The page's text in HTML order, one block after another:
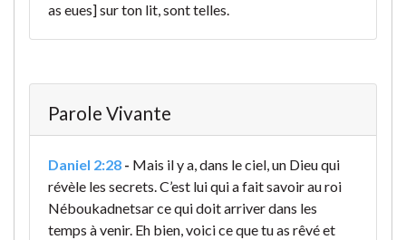
as eues] sur ton lit, sont telles.
Parole Vivante
Daniel 2:28 - Mais il y a, dans le ciel, un Dieu qui
révèle les secrets. C’est lui qui a fait savoir au roi
Néboukadnetsar ce qui doit arriver dans les
temps à venir. Eh bien, voici ce que tu as rêvé et